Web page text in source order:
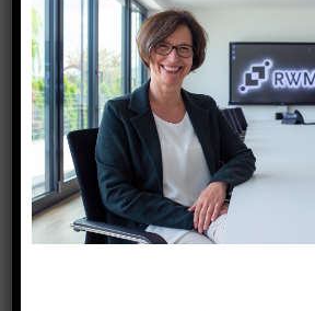
Karte oder des Armbands bezahlt
entsprechende Betrag wird vom
Guthaben abgebucht.
• Eine Erstattung nicht
Guthabens erfolgt i.d.R. nach der
auf das ursprüngliche
Der Bundesgerichtshof hat nun in
v. 11.9.2024 entschieden, dass
Festivalveranstalter in den AGBs